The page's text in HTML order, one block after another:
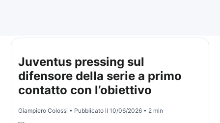
Juventus pressing sul
difensore della serie a primo
contatto con l’obiettivo
Giampiero Colossi • Pubblicato il10/06/2026 • 2 min